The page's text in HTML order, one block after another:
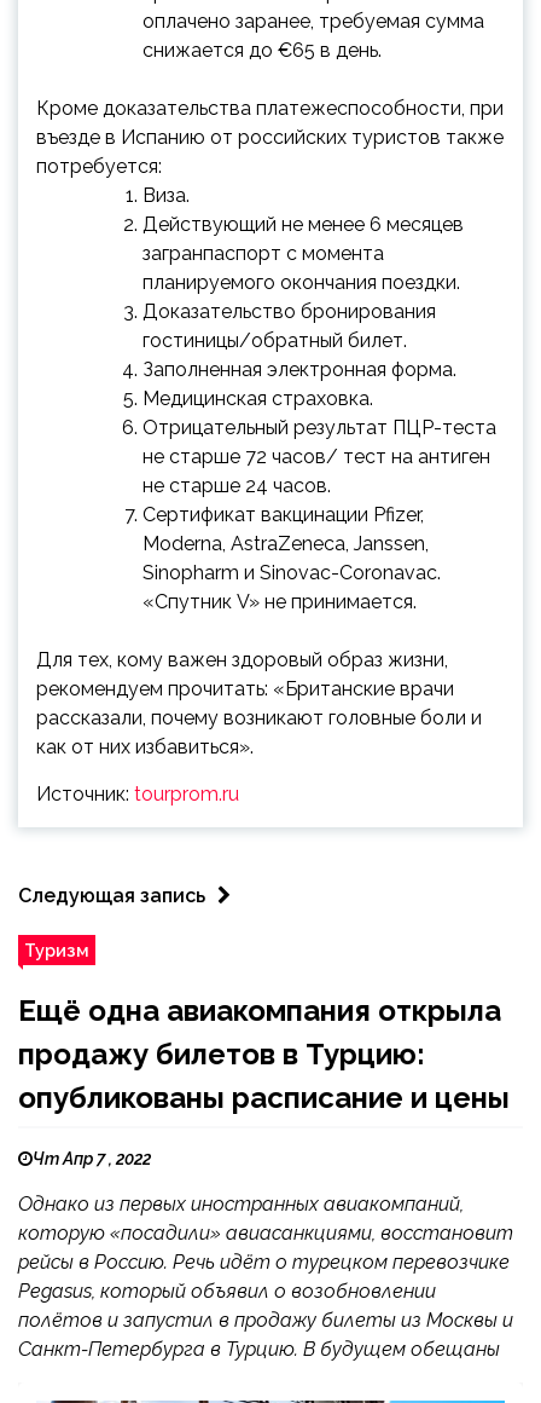
оплачено заранее, требуемая сумма
снижается до €65 в день.
Кроме доказательства платежеспособности, при
въезде в Испанию от российских туристов также
потребуется:
Виза.
Действующий не менее 6 месяцев
загранпаспорт с момента
планируемого окончания поездки.
Доказательство бронирования
гостиницы/обратный билет.
Заполненная электронная форма.
Медицинская страховка.
Отрицательный результат ПЦР-теста
не старше 72 часов/ тест на антиген
не старше 24 часов.
Сертификат вакцинации Pfizer,
Moderna, AstraZeneca, Janssen,
Sinopharm и Sinovac-Coronavac.
«Спутник V» не принимается.
Для тех, кому важен здоровый образ жизни,
рекомендуем прочитать: «Британские врачи
рассказали, почему возникают головные боли и
как от них избавиться».
Источник: tourprom.ru
Следующая запись
Туризм
Ещё одна авиакомпания открыла
продажу билетов в Турцию:
опубликованы расписание и цены
Чт Апр 7 , 2022
Однако из первых иностранных авиакомпаний,
которую «посадили» авиасанкциями, восстановит
рейсы в Россию. Речь идёт о турецком перевозчике
Pegasus, который объявил о возобновлении
полётов и запустил в продажу билеты из Москвы и
Санкт-Петербурга в Турцию. В будущем обещаны